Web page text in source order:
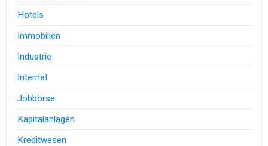
Hotels
Immobilien
Industrie
Internet
Jobbörse
Kapitalanlagen
Kreditwesen